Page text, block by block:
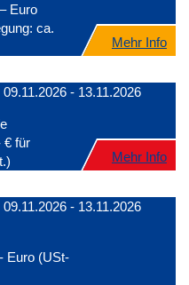
Euro
ca.
Mehr Info
09.11.2026 - 13.11.2026
€ für
Mehr Info
09.11.2026 - 13.11.2026
Euro (USt-